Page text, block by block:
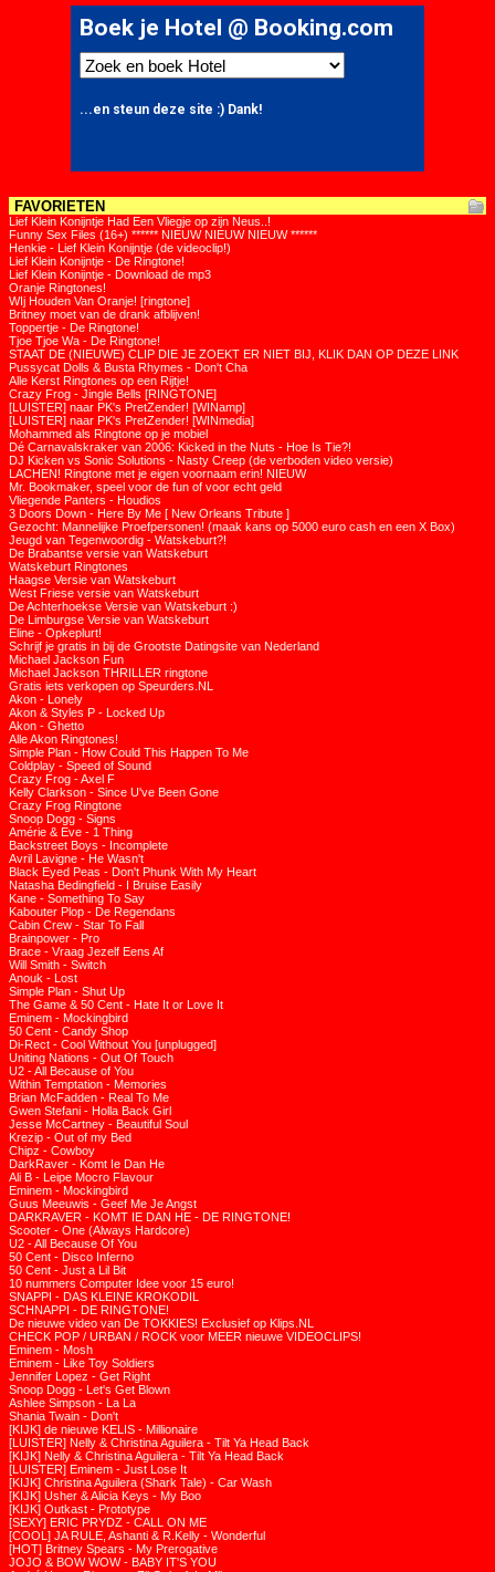
FAVORIETEN
Lief Klein Konijntje Had Een Vliegje op zijn Neus..!
Funny Sex Files (16+) ****** NIEUW NIEUW NIEUW ******
Henkie - Lief Klein Konijntje (de videoclip!)
Lief Klein Konijntje - De Ringtone!
Lief Klein Konijntje - Download de mp3
Oranje Ringtones!
WIj Houden Van Oranje! [ringtone]
Britney moet van de drank afblijven!
Toppertje - De Ringtone!
Tjoe Tjoe Wa - De Ringtone!
STAAT DE (NIEUWE) CLIP DIE JE ZOEKT ER NIET BIJ, KLIK DAN OP DEZE LINK
Pussycat Dolls & Busta Rhymes - Don't Cha
Alle Kerst Ringtones op een Rijtje!
Crazy Frog - Jingle Bells [RINGTONE]
[LUISTER] naar PK's PretZender! [WINamp]
[LUISTER] naar PK's PretZender! [WINmedia]
Mohammed als Ringtone op je mobiel
Dé Carnavalskraker van 2006: Kicked in the Nuts - Hoe Is Tie?!
DJ Kicken vs Sonic Solutions - Nasty Creep (de verboden video versie)
LACHEN! Ringtone met je eigen voornaam erin! NIEUW
Mr. Bookmaker, speel voor de fun of voor echt geld
Vliegende Panters - Houdios
3 Doors Down - Here By Me [ New Orleans Tribute ]
Gezocht: Mannelijke Proefpersonen! (maak kans op 5000 euro cash en een X Box)
Jeugd van Tegenwoordig - Watskeburt?!
De Brabantse versie van Watskeburt
Watskeburt Ringtones
Haagse Versie van Watskeburt
West Friese versie van Watskeburt
De Achterhoekse Versie van Watskeburt :)
De Limburgse Versie van Watskeburt
Eline - Opkeplurt!
Schrijf je gratis in bij de Grootste Datingsite van Nederland
Michael Jackson Fun
Michael Jackson THRILLER ringtone
Gratis iets verkopen op Speurders.NL
Akon - Lonely
Akon & Styles P - Locked Up
Akon - Ghetto
Alle Akon Ringtones!
Simple Plan - How Could This Happen To Me
Coldplay - Speed of Sound
Crazy Frog - Axel F
Kelly Clarkson - Since U've Been Gone
Crazy Frog Ringtone
Snoop Dogg - Signs
Amérie & Eve - 1 Thing
Backstreet Boys - Incomplete
Avril Lavigne - He Wasn't
Black Eyed Peas - Don't Phunk With My Heart
Natasha Bedingfield - I Bruise Easily
Kane - Something To Say
Kabouter Plop - De Regendans
Cabin Crew - Star To Fall
Brainpower - Pro
Brace - Vraag Jezelf Eens Af
Will Smith - Switch
Anouk - Lost
Simple Plan - Shut Up
The Game & 50 Cent - Hate It or Love It
Eminem - Mockingbird
50 Cent - Candy Shop
Di-Rect - Cool Without You [unplugged]
Uniting Nations - Out Of Touch
U2 - All Because of You
Within Temptation - Memories
Brian McFadden - Real To Me
Gwen Stefani - Holla Back Girl
Jesse McCartney - Beautiful Soul
Krezip - Out of my Bed
Chipz - Cowboy
DarkRaver - Komt Ie Dan He
Ali B - Leipe Mocro Flavour
Eminem - Mockingbird
Guus Meeuwis - Geef Me Je Angst
DARKRAVER - KOMT IE DAN HE - DE RINGTONE!
Scooter - One (Always Hardcore)
U2 - All Because Of You
50 Cent - Disco Inferno
50 Cent - Just a Lil Bit
10 nummers Computer Idee voor 15 euro!
SNAPPI - DAS KLEINE KROKODIL
SCHNAPPI - DE RINGTONE!
De nieuwe video van De TOKKIES! Exclusief op Klips.NL
CHECK POP / URBAN / ROCK voor MEER nieuwe VIDEOCLIPS!
Eminem - Mosh
Eminem - Like Toy Soldiers
Jennifer Lopez - Get Right
Snoop Dogg - Let's Get Blown
Ashlee Simpson - La La
Shania Twain - Don't
[KIJK] de nieuwe KELIS - Millionaire
[LUISTER] Nelly & Christina Aguilera - Tilt Ya Head Back
[KIJK] Nelly & Christina Aguilera - Tilt Ya Head Back
[LUISTER] Eminem - Just Lose It
[KIJK] Christina Aguilera (Shark Tale) - Car Wash
[KIJK] Usher & Alicia Keys - My Boo
[KIJK] Outkast - Prototype
[SEXY] ERIC PRYDZ - CALL ON ME
[COOL] JA RULE, Ashanti & R.Kelly - Wonderful
[HOT] Britney Spears - My Prerogative
JOJO & BOW WOW - BABY IT'S YOU